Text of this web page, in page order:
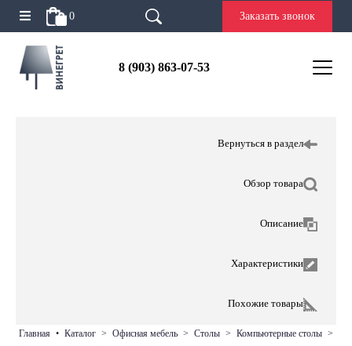
0 Заказать звонок
8 (903) 863-07-53
Вернуться в раздел
Обзор товара
Описание
Характеристики
Похожие товары
главная • каталог > офисная мебель > столы > компьютерные столы >